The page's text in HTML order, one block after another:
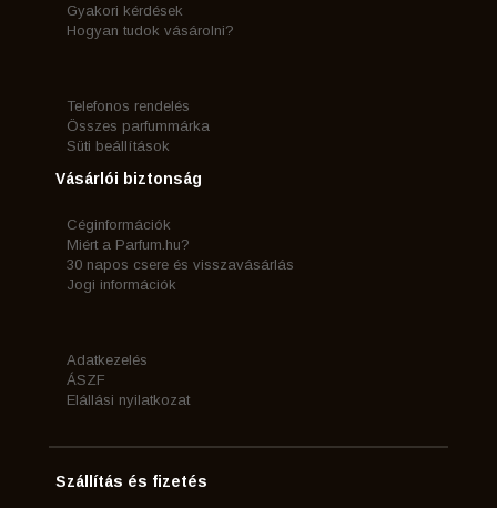
Gyakori kérdések
Hogyan tudok vásárolni?
Telefonos rendelés
Összes parfummárka
Süti beállítások
Vásárlói biztonság
Céginformációk
Miért a Parfum.hu?
30 napos csere és visszavásárlás
Jogi információk
Adatkezelés
ÁSZF
Elállási nyilatkozat
Szállítás és fizetés